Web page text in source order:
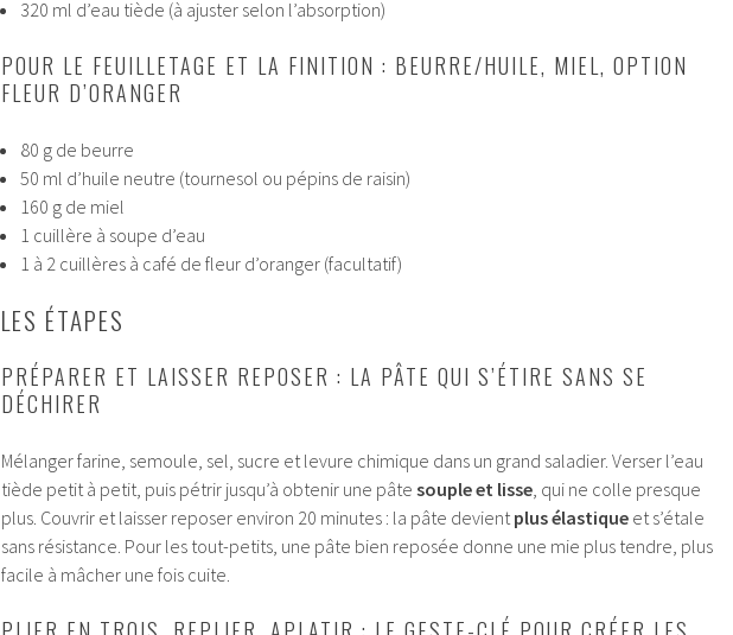
320 ml d’eau tiède (à ajuster selon l’absorption)
POUR LE FEUILLETAGE ET LA FINITION : BEURRE/HUILE, MIEL, OPTION
FLEUR D’ORANGER
80 g de beurre
50 ml d’huile neutre (tournesol ou pépins de raisin)
160 g de miel
1 cuillère à soupe d’eau
1 à 2 cuillères à café de fleur d’oranger (facultatif)
LES ÉTAPES
PRÉPARER ET LAISSER REPOSER : LA PÂTE QUI S’ÉTIRE SANS SE
DÉCHIRER
Mélanger farine, semoule, sel, sucre et levure chimique dans un grand saladier. Verser l’eau
tiède petit à petit, puis pétrir jusqu’à obtenir une pâte souple et lisse , qui ne colle presque
plus. Couvrir et laisser reposer environ 20 minutes : la pâte devient plus élastique et s’étale
sans résistance. Pour les tout-petits, une pâte bien reposée donne une mie plus tendre, plus
facile à mâcher une fois cuite.